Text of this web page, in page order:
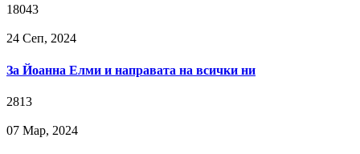
18043
24 Сeп, 2024
За Йоанна Елми и направата на всички ни
2813
07 Мар, 2024